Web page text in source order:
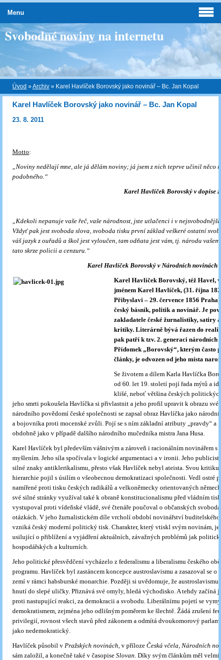
Svobodné noviny na internetu
Úvod »Archiv » Karel Havlíček Borovský jako novinář – Bc. Jan Kopal
Karel Havlíček Borovský jako novinář – Bc. Jan Kopal
23. 8. 2011
Motto:
„Noviny nedělají mne, ale já dělám noviny; já jsem z nich teprve učinil něco
podobného.“
Karel Havlíček Borovský v dopise
„Kdekoli nepanuje vaše řeč, vaše národnost, jste utlačenci i v
Vždyť pak jest svoboda slova, svoboda tisku první základ veškeré ostatní
váš jazyk z ouřadů a škol jest vyloučen, tam odňata jest vám, tj. národu
tato skrze policii a cenzuru.“
Karel Havlíček Borovský v Národních novinách
Karel Havlíček Borovský, též Havel,
jménem Karel Havlíček, (31. října
Přibyslavi – 29. července 1856
český básník, politik a novinář. Je
zakladatele české žurnalistiky, satiry
kritiky. Literárně bývá řazen do
pak patří k tzv. 2. generaci národních
Přídomek „Borovský“, kterým často
články, je odvozen od jeho místa
Se životem a dílem Karla Havlíčka
od 60. let 19. století pojí řada mýtů a
klišé, neboť většina českých
jeho smrti pokoušela Havlíčka si přivlastnit a jeho profil upravit k obrazu
národního povědomí české společnosti se zapsal obraz Havlíčka jako
a bojovníka proti mocenské zvůli. Pojí se s ním základní atributy „pravdy“ a
obdobně jako v případě dalšího národního mučedníka mistra Jana Husa.
Karel Havlíček byl především vášnivým a zároveň i racionálním novinářem
myšlením. Jeho síla spočívala v logické argumentaci a v ironii. Jeho
silné znaky antiklerikalismu, přesto však Havlíček nebyl ateista. Svou
hierarchie pojil s úsilím o všeobecnou demokratizaci společnosti. Vedl ostré
namířené proti tisku českých radikálů a velkoněmecky orientovaných
své silné stránky využíval také k obraně konstitucionalismu před vládním
vystupoval proti vídeňské vládě, své čtenáře poučoval o občanských
otázkách. V jeho žurnalistickém díle vrcholí období novinářství buditelského
vzniká český moderní politický tisk. Charakter, který vtiskl svým novinám,
usilující o přiblížení a vyjádření aktuálních, závažných problémů jak
hospodářských a kulturních.
Jeho politické přesvědčení vycházelo z federalismu a liberalismu českého
programu. Havlíček byl zastáncem koncepce austroslavismu a zasazoval se o
zemí v rámci habsburské monarchie. Později si uvědomuje, že
hnutí do slepé uličky. Přiznává své omyly, hledá východisko. A tehdy začíná
proti nastupující reakci, za demokracii a svobodu. Liberálnímu pojetí se
demokratismem, zejména jeho odlišným poměrem ke šlechtě. Žádá zrušení
privilegií, rovnost všech stavů před zákonem a odmítá dvoukomorový
jako nedemokratický.
Havlíček působil v Pražských novinách, v příloze Česká včela, Národních
sám založil, a konečně také v časopise Slovan. Díky svým článkům měl velmi
Menu